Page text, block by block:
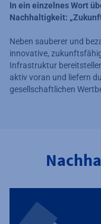
In ein einzelnes Wort
Nachhaltigkeit:
Neben sauberer und
innovative,
Infrastruktur
aktiv voran und liefern
gesellschaftlichen